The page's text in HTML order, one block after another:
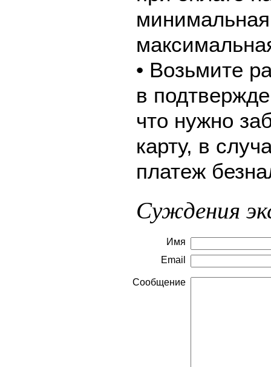
• Возьмите
в
что нужно
карту, в
платеж
Суждения
Имя
Email
Сообщение